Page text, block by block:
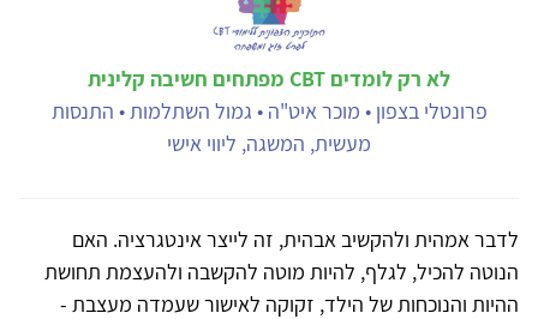
לא רק לומדים CBT מפתחים חשיבה קלינית
פרונטלי בצפון • מוכר איט"ה • גמול השתלמות • התנסות
מעשית, המשגה, ליווי אישי
לדבר אמהית ולהקשיב אבהית, זה לייצר אינטגרציה. האם
הנוטה להכיל, לגלף, להיות מוטה להקשבה ולהעצמת תחושת
ההיות והנוכחות של הילד, זקוקה לאישור שעמדה מעצבת -